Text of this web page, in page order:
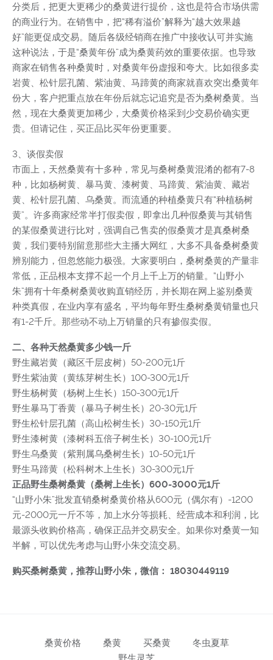
分类后，把更大更稀少的桑黄进行提价，这也是符合市场供需
的商业行为。在销售中，把“稀有溢价”解释为“越大效果越
好”能更促成交易。随后各级经销商在推广中接收认可并实施
这种说法，于是“桑黄年份”成为桑黄药效的重要依据。也导致
商家在销售各种桑黄时，对桑黄年份虚报和夸大。比如很多卖
岩黄、松针层孔菌、紫油黄、马蹄黄的商家就喜欢突出桑黄年
份大，客户把重点放在年份后就忘记追究是否为桑树桑黄。当
然，现在大桑黄更加稀少，大桑黄价格采到少交易价确实更
贵。但请记住，买正品比买年份更重要。
3、谈假卖假
市面上，天然桑黄有十多种，常见与桑树桑黄混淆的都有7-8
种，比如杨树黄、暴马黄、漆树黄、马蹄黄、紫油黄、藏岩
黄、松针层孔菌、乌桑黄。而流通的种植桑黄只有“种植杨树
黄”。许多商家经常半打假卖假，即拿出几种假桑黄与其销售
的某假桑黄进行比对，强调自己售卖的假桑黄才是真桑树桑
黄，我们要特别留意那些大主播大网红，大多不具备桑树桑黄
辨别能力，但忽悠能力极强。大家要明白，桑树桑黄的产量非
常低，正品根本支撑不起一个月上千上万的销量。“山野小
朱”拥有十年桑树桑黄收购直销经历，并长期在网上鉴别桑黄
种类真假，在业内享有盛名，平均每年野生桑树桑黄销量也只
有1-2千斤。那些动不动上万销量的只有掺假卖假。
二、各种天然桑黄多少钱一斤
野生藏岩黄（藏区千层皮树）50-200元1斤
野生紫油黄（黄练芽树生长）100-300元1斤
野生杨树黄（杨树上生长）150-300元1斤
野生暴马丁香黄（暴马子树生长）20-30元1斤
野生松针层孔菌（高山松树生长）30-150元1斤
野生漆树黄（漆树科五倍子树生长）30-100元1斤
野生乌桑黄（紫荆属乌桑树生长）10-50元1斤
野生马蹄黄（松科树木上生长）30-300元1斤
正品野生桑树桑黄（桑树上生长）600-3000元1斤
“山野小朱”批发直销桑树桑黄价格从600元（偶尔有）-1200
元-2000元一斤不等，加上水分等损耗、经营成本和利润，比
最源头收购价格高，确保正品并交易安全。如果你对桑黄一知
半解，可以优先考虑与山野小朱交流交易。
购买桑树桑黄，推荐山野小朱，微信： 18030449119
桑黄价格 桑黄 买桑黄
冬虫夏草